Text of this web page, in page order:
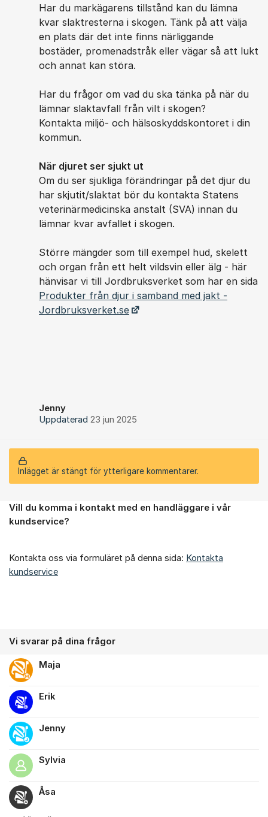
Har du markägarens tillstånd kan du lämna
kvar slaktresterna i skogen. Tänk på att välja
en plats där det inte finns närliggande
bostäder, promenadstråk eller vägar så att lukt
och annat kan störa.
Har du frågor om vad du ska tänka på när du
lämnar slaktavfall från vilt i skogen?
Kontakta miljö- och hälsoskyddskontoret i din
kommun.
När djuret ser sjukt ut
Om du ser sjukliga förändringar på det djur du
har skjutit/slaktat bör du kontakta Statens
veterinärmedicinska anstalt (SVA) innan du
lämnar kvar avfallet i skogen.
Större mängder som till exempel hud, skelett
och organ från ett helt vildsvin eller älg - här
hänvisar vi till Jordbruksverket som har en sida
Produkter från djur i samband med jakt -
Jordbruksverket.se
Jenny
Uppdaterad 23 jun 2025
Inlägget är stängt för ytterligare kommentarer.
Om forumet
Vill du komma i kontakt med en handläggare i vår
kundservice?
Kontakta oss via formuläret på denna sida: Kontakta
kundservice
Vi svarar på dina frågor
Maja
Erik
Jenny
Sylvia
Åsa